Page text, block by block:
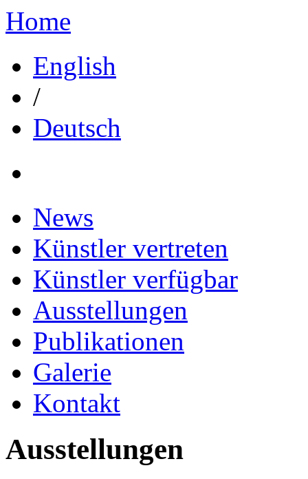
Home
English
/
Deutsch
News
Künstler vertreten
Künstler verfügbar
Ausstellungen
Publikationen
Galerie
Kontakt
Ausstellungen